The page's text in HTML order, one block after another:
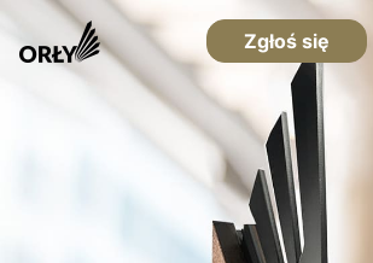
Zgłoś się